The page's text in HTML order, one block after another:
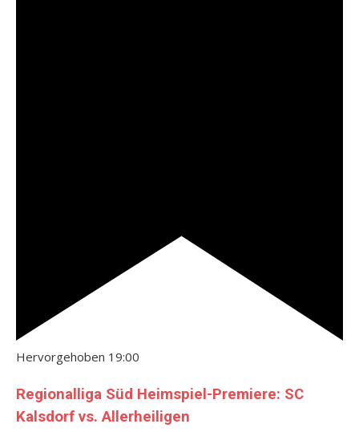
Hervorgehoben 19:00
Regionalliga Süd Heimspiel-Premiere: SC
Kalsdorf vs. Allerheiligen